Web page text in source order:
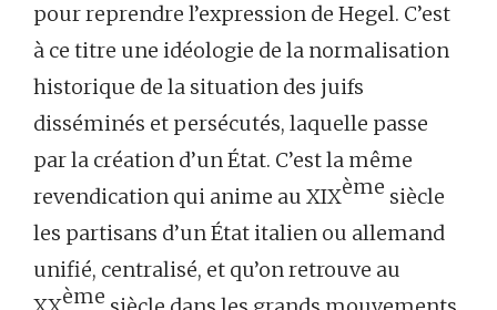
pour reprendre l’expression de Hegel. C’est
à ce titre une idéologie de la normalisation
historique de la situation des juifs
disséminés et persécutés, laquelle passe
par la création d’un État. C’est la même
revendication qui anime au XIXème siècle
les partisans d’un État italien ou allemand
unifié, centralisé, et qu’on retrouve au
ème